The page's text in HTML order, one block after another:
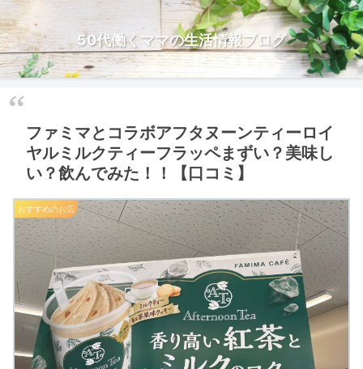
50代働くママの生活情報ブログ
ファミマとコラボアフタヌーンティーロイ
ヤルミルクティーフラッペまずい？美味し
い？飲んでみた！！【口コミ】
おすすめのお店